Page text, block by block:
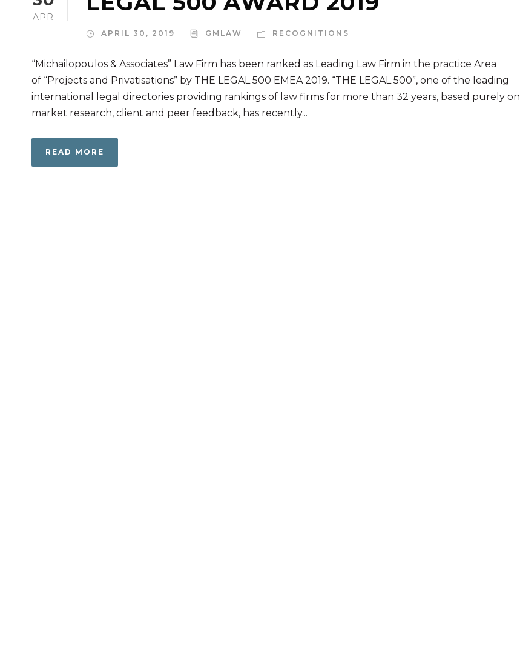
APR
APRIL 30, 2019 GMLAW RECOGNITIONS
“Michailopoulos & Associates” Law Firm has been ranked as Leading Law Firm in the practice Area
of “Projects and Privatisations” by THE LEGAL 500 EMEA 2019. “THE LEGAL 500”, one of the leading
international legal directories providing rankings of law firms for more than 32 years, based purely on
market research, client and peer feedback, has recently...
READ MORE